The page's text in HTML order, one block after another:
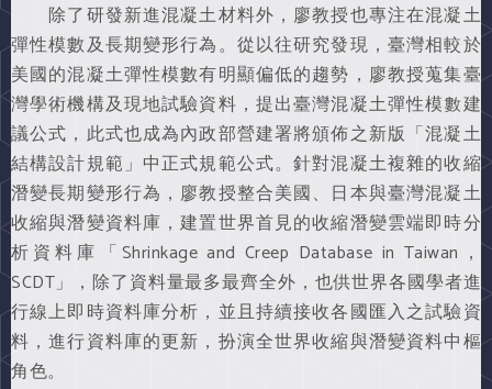
除了研發新進混凝土材料外，廖教授也專注在混凝土
彈性模數及長期變形行為。從以往研究發現，臺灣相較於
美國的混凝土彈性模數有明顯偏低的趨勢，廖教授蒐集臺
灣學術機構及現地試驗資料，提出臺灣混凝土彈性模數建
議公式，此式也成為內政部營建署將頒佈之新版「混凝土
結構設計規範」中正式規範公式。針對混凝土複雜的收縮
潛變長期變形行為，廖教授整合美國、日本與臺灣混凝土
收縮與潛變資料庫，建置世界首見的收縮潛變雲端即時分
析資料庫「Shrinkage and Creep Database in Taiwan，
SCDT」，除了資料量最多最齊全外，也供世界各國學者進
行線上即時資料庫分析，並且持續接收各國匯入之試驗資
料，進行資料庫的更新，扮演全世界收縮與潛變資料中樞
角色。